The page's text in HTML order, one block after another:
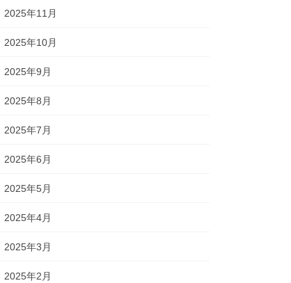
2025年11月
2025年10月
2025年9月
2025年8月
2025年7月
2025年6月
2025年5月
2025年4月
2025年3月
2025年2月